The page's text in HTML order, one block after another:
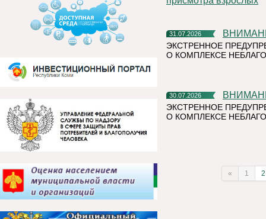
31.07.2026
ЭКСТРЕННОЕ
О КОМПЛЕКСЕ
30.07.2026
ЭКСТРЕННОЕ
О КОМПЛЕКСЕ
« 1 2